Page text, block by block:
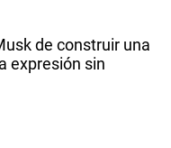
de construir una
expresión sin